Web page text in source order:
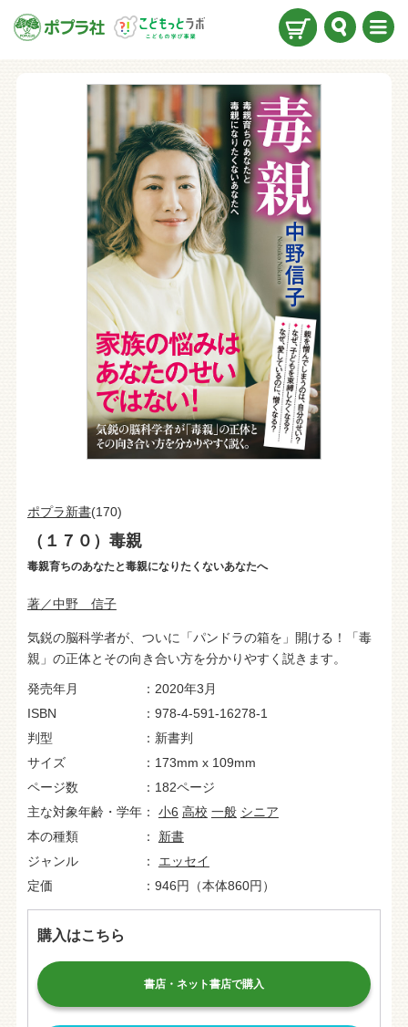
ポプラ新書(170)
（１７０）毒親
毒親育ちのあなたと毒親になりたくないあなたへ
著／中野 信子
気鋭の脳科学者が、ついに「パンドラの箱を」開ける！「毒
親」の正体とその向き合い方を分かりやすく説きます。
発売年月
2020年3月
ISBN
978-4-591-16278-1
判型
新書判
サイズ
173mm x 109mm
ページ数
182ページ
主な対象年齢・学年
小6 高校 一般 シニア
本の種類
新書
ジャンル
エッセイ
定価
946円（本体860円）
購入はこちら
書店・ネット書店で購入